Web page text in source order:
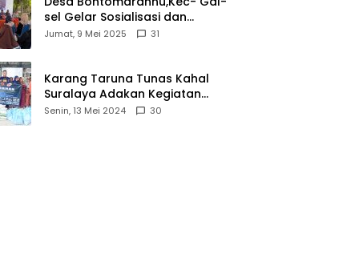
sel Gelar Sosialisasi dan
Bimtek Pemutakhiran Data ID
Jumat, 9 Mei 2025 31
Karang Taruna Tunas Kahal
Suralaya Adakan Kegiatan
Bansos Terhadap Kaum
Senin, 13 Mei 2024 30